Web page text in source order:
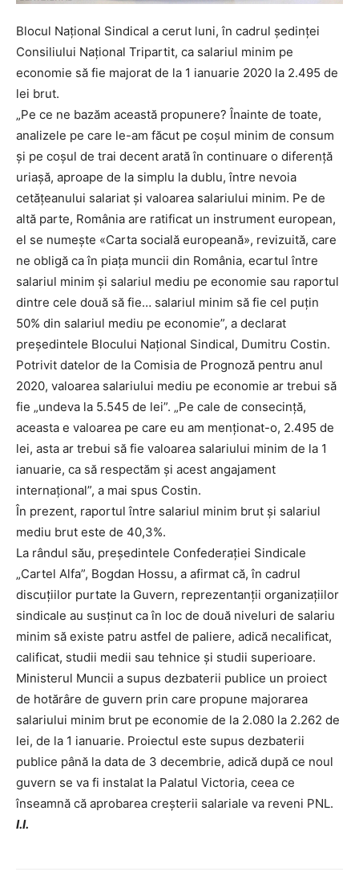
Blocul Național Sindical a cerut luni, în cadrul ședinței
Consiliului Național Tripartit, ca salariul minim pe
economie să fie majorat de la 1 ianuarie 2020 la 2.495 de
lei brut.
„Pe ce ne bazăm această propunere? Înainte de toate,
analizele pe care le-am făcut pe coșul minim de consum
și pe coșul de trai decent arată în continuare o diferență
uriașă, aproape de la simplu la dublu, între nevoia
cetățeanului salariat și valoarea salariului minim. Pe de
altă parte, România are ratificat un instrument european,
el se numește «Carta socială europeană», revizuită, care
ne obligă ca în piața muncii din România, ecartul între
salariul minim și salariul mediu pe economie sau raportul
dintre cele două să fie… salariul minim să fie cel puțin
50% din salariul mediu pe economie”, a declarat
președintele Blocului Național Sindical, Dumitru Costin.
Potrivit datelor de la Comisia de Prognoză pentru anul
2020, valoarea salariului mediu pe economie ar trebui să
fie „undeva la 5.545 de lei”. „Pe cale de consecință,
aceasta e valoarea pe care eu am menționat-o, 2.495 de
lei, asta ar trebui să fie valoarea salariului minim de la 1
ianuarie, ca să respectăm și acest angajament
internațional”, a mai spus Costin.
În prezent, raportul între salariul minim brut și salariul
mediu brut este de 40,3%.
La rândul său, președintele Confederației Sindicale
„Cartel Alfa”, Bogdan Hossu, a afirmat că, în cadrul
discuțiilor purtate la Guvern, reprezentanții organizațiilor
sindicale au susținut ca în loc de două niveluri de salariu
minim să existe patru astfel de paliere, adică necalificat,
calificat, studii medii sau tehnice și studii superioare.
Ministerul Muncii a supus dezbaterii publice un proiect
de hotărâre de guvern prin care propune majorarea
salariului minim brut pe economie de la 2.080 la 2.262 de
lei, de la 1 ianuarie. Proiectul este supus dezbaterii
publice până la data de 3 decembrie, adică după ce noul
guvern se va fi instalat la Palatul Victoria, ceea ce
înseamnă că aprobarea creşterii salariale va reveni PNL.
I.I.